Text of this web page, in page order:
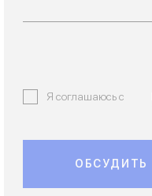
Я соглашаюсь с
ОБСУДИТЬ